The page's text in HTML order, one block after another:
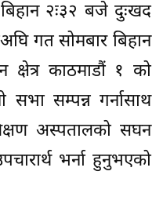
२ः३२ बजे दुःखद
गत सोमबार बिहान
क्षेत्र काठमाडौं १ को
सभा सम्पन्न गर्नासाथ
अस्पतालको सघन
भर्ना हुनुभएको